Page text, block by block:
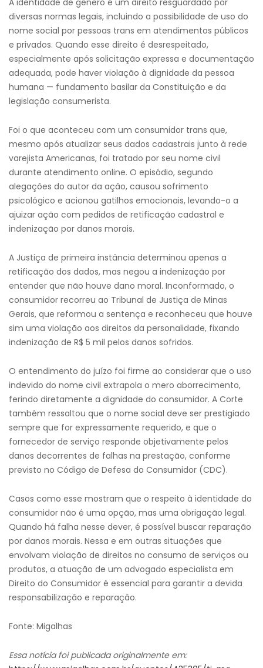
A identidade de gênero é um direito resguardado por
diversas normas legais, incluindo a possibilidade de uso do
nome social por pessoas trans em atendimentos públicos
e privados. Quando esse direito é desrespeitado,
especialmente após solicitação expressa e documentação
adequada, pode haver violação à dignidade da pessoa
humana — fundamento basilar da Constituição e da
legislação consumerista.
Foi o que aconteceu com um consumidor trans que,
mesmo após atualizar seus dados cadastrais junto à rede
varejista Americanas, foi tratado por seu nome civil
durante atendimento online. O episódio, segundo
alegações do autor da ação, causou sofrimento
psicológico e acionou gatilhos emocionais, levando-o a
ajuizar ação com pedidos de retificação cadastral e
indenização por danos morais.
A Justiça de primeira instância determinou apenas a
retificação dos dados, mas negou a indenização por
entender que não houve dano moral. Inconformado, o
consumidor recorreu ao Tribunal de Justiça de Minas
Gerais, que reformou a sentença e reconheceu que houve
sim uma violação aos direitos da personalidade, fixando
indenização de R$ 5 mil pelos danos sofridos.
O entendimento do juízo foi firme ao considerar que o uso
indevido do nome civil extrapola o mero aborrecimento,
ferindo diretamente a dignidade do consumidor. A Corte
também ressaltou que o nome social deve ser prestigiado
sempre que for expressamente requerido, e que o
fornecedor de serviço responde objetivamente pelos
danos decorrentes de falhas na prestação, conforme
previsto no Código de Defesa do Consumidor (CDC).
Casos como esse mostram que o respeito à identidade do
consumidor não é uma opção, mas uma obrigação legal.
Quando há falha nesse dever, é possível buscar reparação
por danos morais. Nessa e em outras situações que
envolvam violação de direitos no consumo de serviços ou
produtos, a atuação de um advogado especialista em
Direito do Consumidor é essencial para garantir a devida
responsabilização e reparação.
Fonte: Migalhas
Essa notícia foi publicada originalmente em: